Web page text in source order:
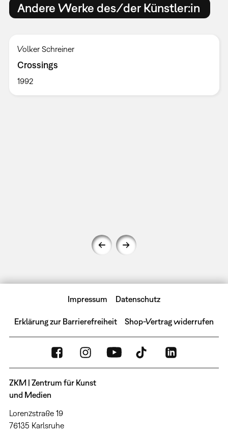
Andere Werke des/der Künstler:in
Volker Schreiner
Crossings
1992
Impressum Datenschutz
Erklärung zur Barrierefreiheit Shop-Vertrag widerrufen
ZKM | Zentrum für Kunst
und Medien
Lorenzstraße 19
76135 Karlsruhe